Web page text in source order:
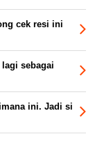
cek resi ini
sebagai
ini. Jadi si